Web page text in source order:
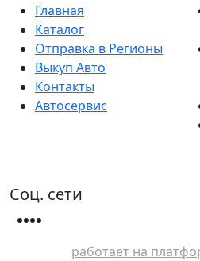
Главная
Каталог
Отправка в Регионы
Выкуп Авто
Контакты
Автосервис
Соц. сети
работает на